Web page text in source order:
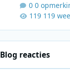
0
119
Blog reacties